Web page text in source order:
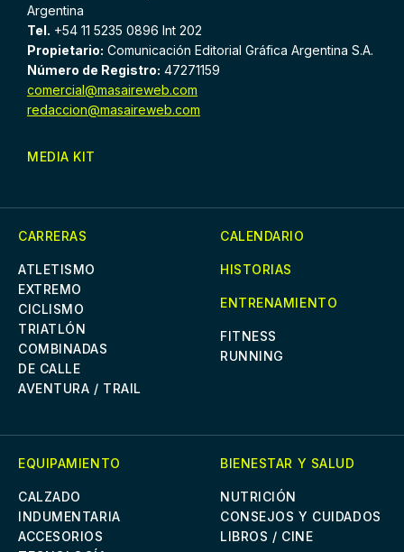
Argentina
Tel. +54 11 5235 0896 Int 202
Propietario: Comunicación Editorial Gráfica Argentina S.A.
Número de Registro: 47271159
comercial@masaireweb.com
redaccion@masaireweb.com
MEDIA KIT
CARRERAS
ATLETISMO
EXTREMO
CICLISMO
TRIATLÓN
COMBINADAS
DE CALLE
AVENTURA / TRAIL
CALENDARIO
HISTORIAS
ENTRENAMIENTO
FITNESS
RUNNING
EQUIPAMIENTO
CALZADO
INDUMENTARIA
ACCESORIOS
BIENESTAR Y SALUD
NUTRICIÓN
CONSEJOS Y CUIDADOS
LIBROS / CINE